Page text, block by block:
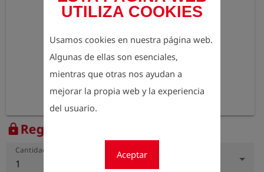
UTILIZA COOKIES
Usamos cookies en nuestra página web.
Algunas de ellas son esenciales,
mientras que otras nos ayudan a
mejorar la propia web y la experiencia
del usuario.
Aceptar
lockRegístrese para ver el precio
Cantidad
1